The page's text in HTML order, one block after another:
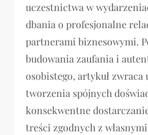
uczestnictwa w
dbania o profesjonalne
partnerami biznesowymi.
budowania zaufania i
osobistego, artykuł zwraca
tworzenia spójnych
konsekwentne
treści zgodnych z